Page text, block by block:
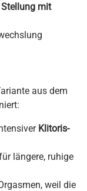
mit
aus dem
Klitoris-
längere, ruhige
weil die